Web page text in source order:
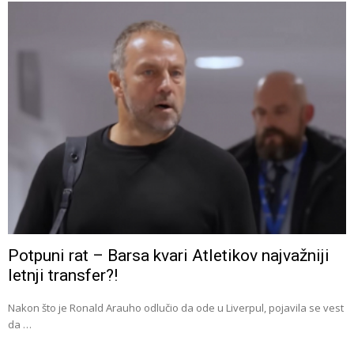
Potpuni rat – Barsa kvari Atletikov najvažniji
letnji transfer?!
Nakon što je Ronald Arauho odlučio da ode u Liverpul, pojavila se vest
da …